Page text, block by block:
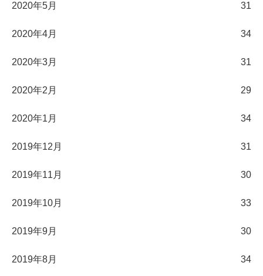
2020年5月 31
2020年4月 34
2020年3月 31
2020年2月 29
2020年1月 34
2019年12月 31
2019年11月 30
2019年10月 33
2019年9月 30
2019年8月 34